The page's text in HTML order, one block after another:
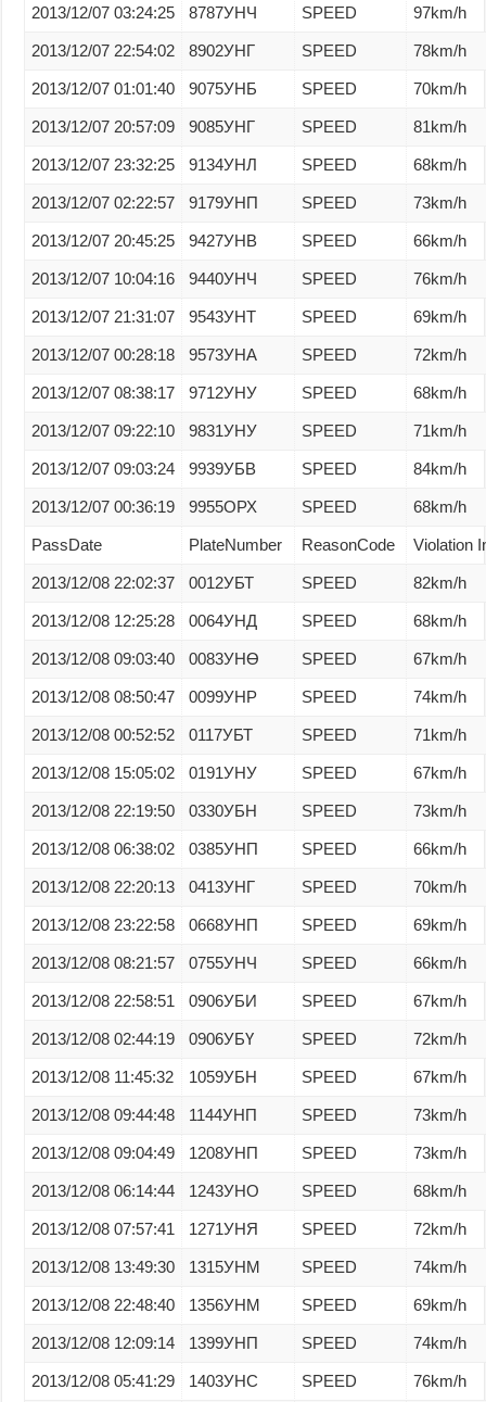
2013/12/07 03:24:25 8787УНЧ SPEED 97km/h
2013/12/07 22:54:02 8902УНГ SPEED 78km/h
2013/12/07 01:01:40 9075УНБ SPEED 70km/h
2013/12/07 20:57:09 9085УНГ SPEED 81km/h
2013/12/07 23:32:25 9134УНЛ SPEED 68km/h
2013/12/07 02:22:57 9179УНП SPEED 73km/h
2013/12/07 20:45:25 9427УНВ SPEED 66km/h
2013/12/07 10:04:16 9440УНЧ SPEED 76km/h
2013/12/07 21:31:07 9543УНТ SPEED 69km/h
2013/12/07 00:28:18 9573УНА SPEED 72km/h
2013/12/07 08:38:17 9712УНУ SPEED 68km/h
2013/12/07 09:22:10 9831УНУ SPEED 71km/h
2013/12/07 09:03:24 9939УБВ SPEED 84km/h
2013/12/07 00:36:19 9955ОРХ SPEED 68km/h
PassDate PlateNumber ReasonCode Violation
2013/12/08 22:02:37 0012УБТ SPEED 82km/h
2013/12/08 12:25:28 0064УНД SPEED 68km/h
2013/12/08 09:03:40 0083УНӨ SPEED 67km/h
2013/12/08 08:50:47 0099УНР SPEED 74km/h
2013/12/08 00:52:52 0117УБТ SPEED 71km/h
2013/12/08 15:05:02 0191УНУ SPEED 67km/h
2013/12/08 22:19:50 0330УБН SPEED 73km/h
2013/12/08 06:38:02 0385УНП SPEED 66km/h
2013/12/08 22:20:13 0413УНГ SPEED 70km/h
2013/12/08 23:22:58 0668УНП SPEED 69km/h
2013/12/08 08:21:57 0755УНЧ SPEED 66km/h
2013/12/08 22:58:51 0906УБИ SPEED 67km/h
2013/12/08 02:44:19 0906УБҮ SPEED 72km/h
2013/12/08 11:45:32 1059УБН SPEED 67km/h
2013/12/08 09:44:48 1144УНП SPEED 73km/h
2013/12/08 09:04:49 1208УНП SPEED 73km/h
2013/12/08 06:14:44 1243УНО SPEED 68km/h
2013/12/08 07:57:41 1271УНЯ SPEED 72km/h
2013/12/08 13:49:30 1315УНМ SPEED 74km/h
2013/12/08 22:48:40 1356УНМ SPEED 69km/h
2013/12/08 12:09:14 1399УНП SPEED 74km/h
2013/12/08 05:41:29 1403УНС SPEED 76km/h